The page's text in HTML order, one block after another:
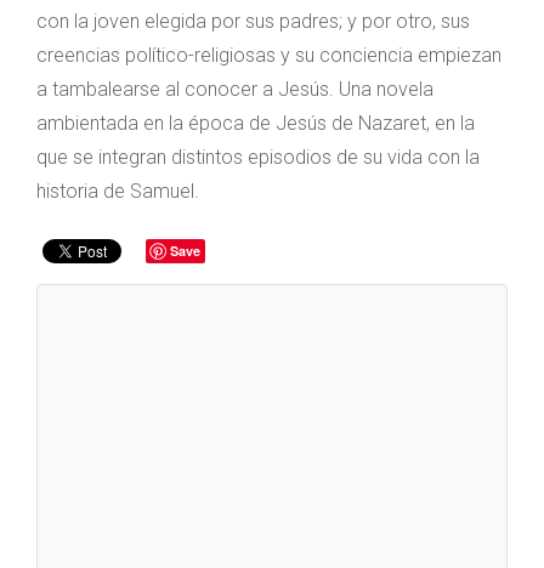
con la joven elegida por sus padres; y por otro, sus
creencias político-religiosas y su conciencia empiezan
a tambalearse al conocer a Jesús. Una novela
ambientada en la época de Jesús de Nazaret, en la
que se integran distintos episodios de su vida con la
historia de Samuel.
Save